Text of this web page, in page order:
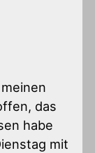
das
habe
mit